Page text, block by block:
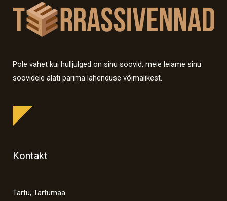
Pole vahet kui hulljulged on sinu soovid, meie leiame sinu
soovidele alati parima lahenduse võimalikest.
Kontakt
Tartu, Tartumaa